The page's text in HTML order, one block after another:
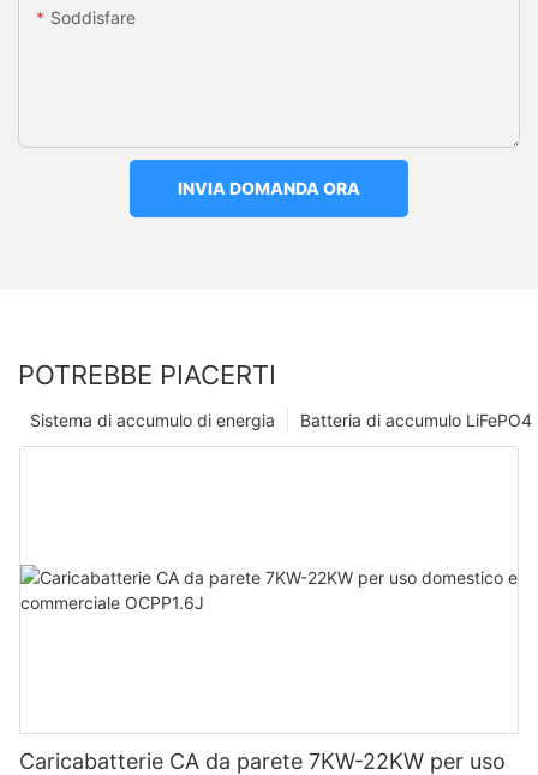
Soddisfare
INVIA DOMANDA ORA
POTREBBE PIACERTI
Batteria di accumulo LiFePO4
Sistema di accumulo di energia
Caricabatterie CA da parete 7KW-22KW per uso